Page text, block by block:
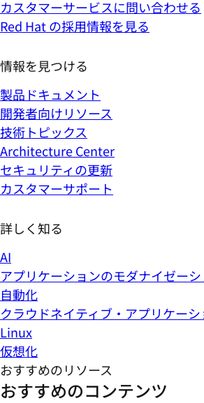
カスタマーサービスに問い合わせる
Red Hat の採用情報を見る
情報を見つける
製品ドキュメント
開発者向けリソース
技術トピックス
Architecture Center
セキュリティの更新
カスタマーサポート
詳しく知る
AI
アプリケーションのモダナイゼー
自動化
クラウドネイティブ・アプリケーシ
Linux
仮想化
おすすめのリソース
おすすめのコンテンツ